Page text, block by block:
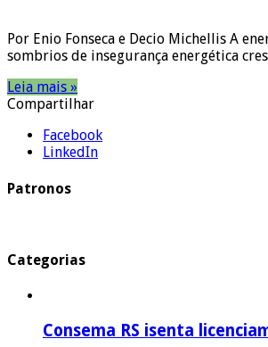
Por Enio Fonseca e Decio Michellis A
sombrios de insegurança energética
Leia mais »
Compartilhar
Facebook
LinkedIn
Patronos
Categorias
Consema RS isenta